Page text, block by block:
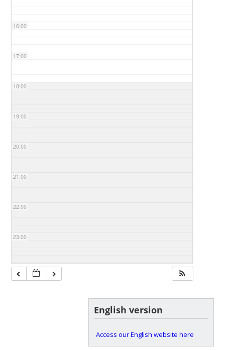
16:00
17:00
18:00
19:00
20:00
21:00
22:00
23:00
English version
Access our English website here